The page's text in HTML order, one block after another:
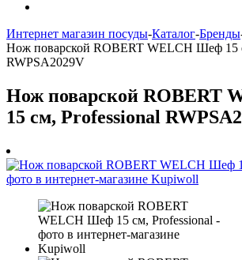
Интернет магазин посуды-Каталог-Бренды
Нож поварской ROBERT WELCH Шеф 15
RWPSA2029V
Нож поварской ROBERT
15 см, Professional